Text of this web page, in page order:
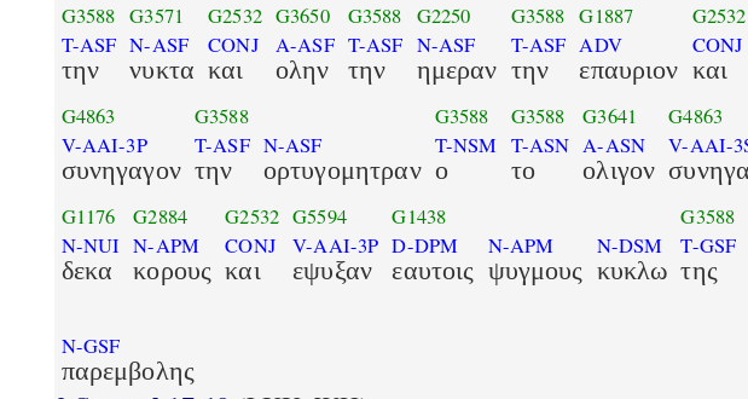
G3588
T-ASF
την
G3571
N-ASF
νυκτα
G2532
CONJ
και
G3650
A-ASF
ολην
G3588
T-ASF
την
G2250
N-ASF
ημεραν
G3588
T-ASF
την
G1887
ADV
επαυριον
G2532
CONJ
και
G4863
V-AAI-3P
συνηγαγον
G3588
T-ASF
την
N-ASF
ορτυγομητραν
G3588
T-NSM
ο
G3588
T-ASN
το
G3641
A-ASN
ολιγον
G4863
V-AAI-
G1176
N-NUI
δεκα
G2884
N-APM
κορους
G2532
CONJ
και
G5594
V-AAI-3P
εψυξαν
G1438
D-DPM
εαυτοις
N-APM
ψυγμους
N-DSM
κυκλω
G3588
T-GSF
της
N-GSF
παρεμβολης